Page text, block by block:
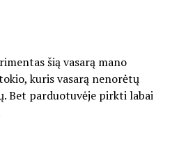
šią vasarą mano
kuris vasarą nenorėtų
Bet parduotuvėje pirkti labai